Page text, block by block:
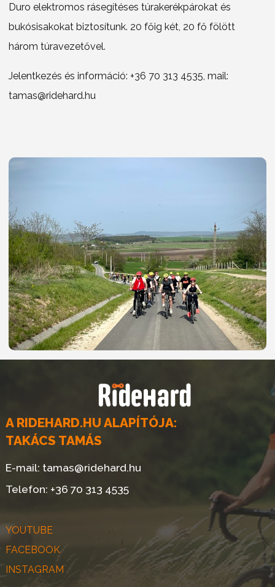
Duro elektromos rásegítéses túrakerékpárokat és
bukósisakokat biztosítunk. 20 főig két, 20 fő fölött
három túravezetővel.
Jelentkezés és információ: +36 70 313 4535, mail:
tamas@ridehard.hu
A RIDEHARD.HU ALAPÍTÓJA:
TAKÁCS TAMÁS
E-mail: tamas@ridehard.hu
Telefon: +36 70 313 4535
YOUTUBE
FACEBOOK
INSTAGRAM